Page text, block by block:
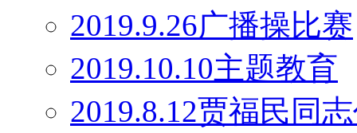
2019.9.26广播操比赛
2019.10.10主题教育
2019.8.12贾福民同